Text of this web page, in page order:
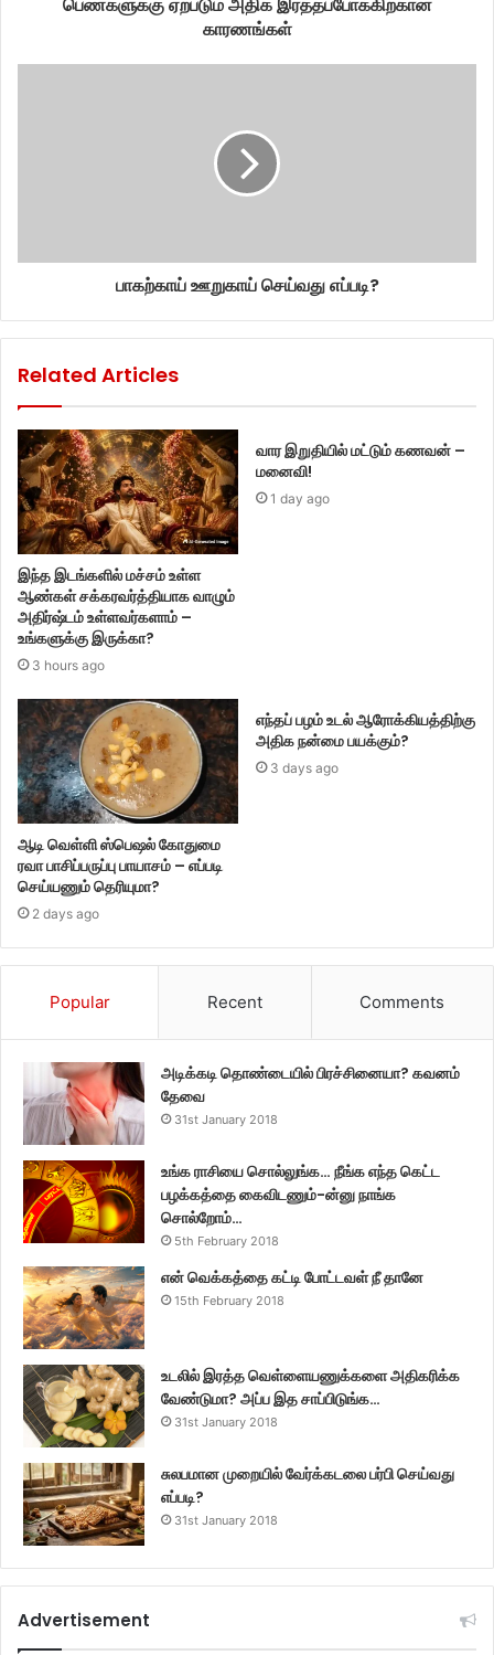
காரணங்கள்
பாகற்காய் ஊறுகாய் செய்வது எப்படி?
Related Articles
இந்த இடங்களில் மச்சம் உள்ள
ஆண்கள் சக்கரவர்த்தியாக வாழும்
அதிர்ஷ்டம் உள்ளவர்களாம் –
உங்களுக்கு இருக்கா?
3 hours ago
வார இறுதியில் மட்டும் கணவன் –
மனைவி!
1 day ago
ஆடி வெள்ளி ஸ்பெஷல் கோதுமை
ரவா பாசிப்பருப்பு பாயாசம் – எப்படி
செய்யணும் தெரியுமா?
2 days ago
எந்தப் பழம் உடல் ஆரோக்கியத்திற்கு
அதிக நன்மை பயக்கும்?
3 days ago
Popular Recent Comments
அடிக்கடி தொண்டையில் பிரச்சினையா? கவனம்
தேவை
31st January 2018
உங்க ராசியை சொல்லுங்க… நீங்க எந்த கெட்ட
பழக்கத்தை கைவிடணும்-ன்னு நாங்க
சொல்றோம்…
5th February 2018
என் வெக்கத்தை கட்டி போட்டவள் நீ தானே
15th February 2018
உடலில் இரத்த வெள்ளையணுக்களை அதிகரிக்க
வேண்டுமா? அப்ப இத சாப்பிடுங்க…
31st January 2018
சுலபமான முறையில் வேர்க்கடலை பர்பி செய்வது
எப்படி?
31st January 2018
Advertisement